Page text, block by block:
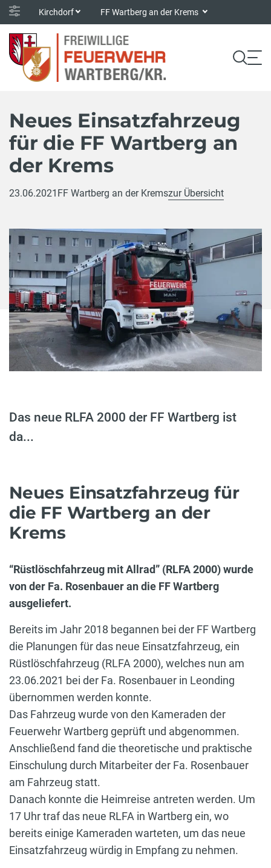
Kirchdorf FF Wartberg an der Krems
Neues Einsatzfahrzeug
für die FF Wartberg an
der Krems
23.06.2021 FF Wartberg an der Kremszur Übersicht
Das neue RLFA 2000 der FF Wartberg ist
da...
Neues Einsatzfahrzeug für
die FF Wartberg an der
Krems
“Rüstlöschfahrzeug mit Allrad” (RLFA 2000) wurde
von der Fa. Rosenbauer an die FF Wartberg
ausgeliefert.
Bereits im Jahr 2018 begannen bei der FF Wartberg
die Planungen für das neue Einsatzfahrzeug, ein
Rüstlöschfahrzeug (RLFA 2000), welches nun am
23.06.2021 bei der Fa. Rosenbauer in Leonding
übernommen werden konnte.
Das Fahrzeug wurde von den Kameraden der
Feuerwehr Wartberg geprüft und abgenommen.
Anschließend fand die theoretische und praktische
Einschulung durch Mitarbeiter der Fa. Rosenbauer
am Fahrzeug statt.
Danach konnte die Heimreise antreten werden. Um
17 Uhr traf das neue RLFA in Wartberg ein, wo
bereits einige Kameraden warteten, um das neue
Einsatzfahrzeug würdig in Empfang zu nehmen.